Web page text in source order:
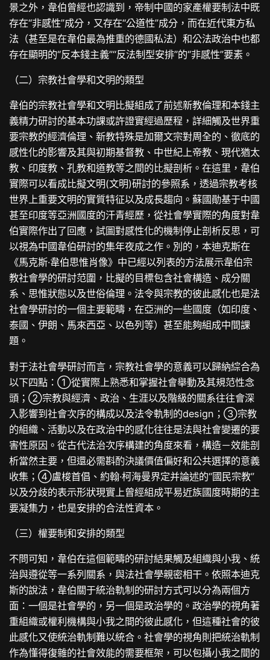
景之外，韋伯曾經也認識到，帝制中國的家產權要制法中既
存在“非感性”成分，又存在“公道性”成分，而在近代東方私
法（甚至是在韋伯最為推重的德國私法）和公法政治中也都
存在顯明的“反本錢主義”“反法制型安排”的“非感性”要素。
（二）宗教社會學和文明的類型
韋伯的宗教社會學和文明比擬組成了前述新教倫理和本錢主
義精力研討的基本功課或許證實經過歷程，詳細觸及世界重
要宗教的經濟倫理、新教特殊是加爾文宗對周全的、徹底的
感性化的影響及其與初期基督教、中世紀上帝教、現代猶太
教、印度教、孔教和道教等之間的比擬剖析。在這里，韋伯
實際可以看成比擬文明(文明)研討的參照系，透過宗教考核
世界上重要文明的實質特征以及成長趨向。蘇國勛基于中國
甚至印度等亞洲國度的汗青經歷，從社會學實際的角度對韋
伯實際作出了回應，試圖對感性化的機制停止剖析反思，可
以視為中國韋伯研討的集年夜成之作。別的，本迪克斯在
《馬克斯·韋伯思惟肖像》中已經以列表的方法展示韋伯宗
教社會學的研討范圍，比擬的目標包含社會構造、成分關
系、思惟狀態以及世俗倫理。法令與宗教的彼此感化也是法
社會學研討的一個主要範疇，在亞洲的一些國度（如印度、
泰國、伊朗、馬來西亞、以色列等）甚至能夠組成中間課
題。
對于法社會學研討而言，宗教社會學的意義可以歸納綜合為
以下四點：①從實際上熟悉和掌握社會舉動及其規范性念
頭；②宗教與經濟、政治、生涯以及階級的關系往往會深
入影響到社會次序的構成以及法令軌制的design；③宗教
的組織、活動以及在政治中的感化往往是法與社會變遷的要
害性原因。從古代法治次序構建的角度來看，構造－效能剖
析當然主要，但還必需斟酌決議價值偏好和公共選擇的意義
收集；④盧梭首倡、約翰·柯海曼界定并論述的“國民宗教”
以及分歧的表示形狀現實上曾經組成平易近族國度時期的主
要凝集力，也是安排的合法性資本。
（三）權要制和安排的類型
不問可知，韋伯在這個範疇的研討結果觸及組織與小我、統
治與遵從等一系列關系，與法社會學親密相干。依照本迪克
斯的說法，韋伯關于統治軌制的研討方式可以分為兩個方
面：一個是社會學的，另一個是政治學的。政治學的視角著
重組織或權利機構與小我之間的彼此感化，但這種社會的彼
此感化又使統治軌制難以統合。社會學的視角則把統治軌制
作為懂得復雜的社會效能的需要框架，可以包攝小我之間的